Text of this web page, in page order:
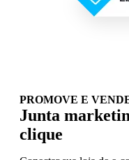
PROMOVE E
Junta
clique